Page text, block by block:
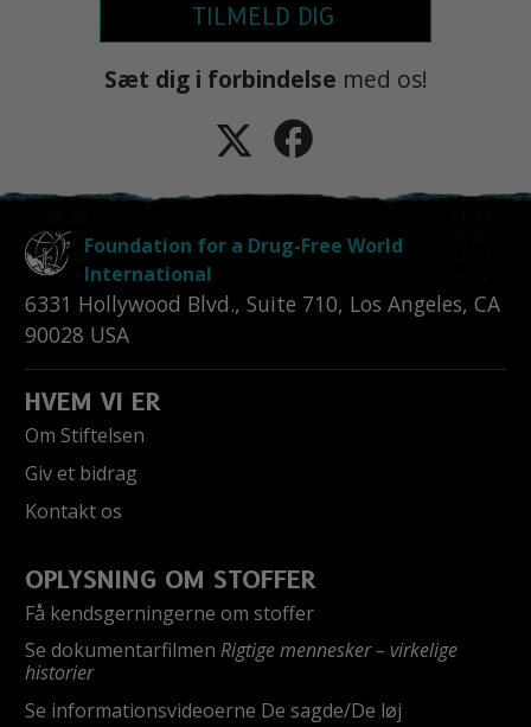
TILMELD DIG
Sæt dig i forbindelse med os!
Foundation for a Drug-Free World
International
6331 Hollywood Blvd., Suite 710, Los Angeles, CA
90028 USA
HVEM VI ER
Om Stiftelsen
Giv et bidrag
Kontakt os
OPLYSNING OM STOFFER
Få kendsgerningerne om stoffer
Se dokumentarfilmen Rigtige mennesker – virkelige
historier
Se informationsvideoerne De sagde/De løj